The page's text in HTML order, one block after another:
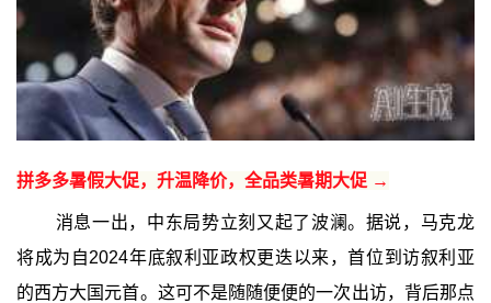
拼多多暑假大促，升温降价，全品类暑期大促 →
消息一出，中东局势立刻又起了波澜。据说，马克龙
将成为自2024年底叙利亚政权更迭以来，首位到访叙利亚
的西方大国元首。这可不是随随便便的一次出访，背后那点